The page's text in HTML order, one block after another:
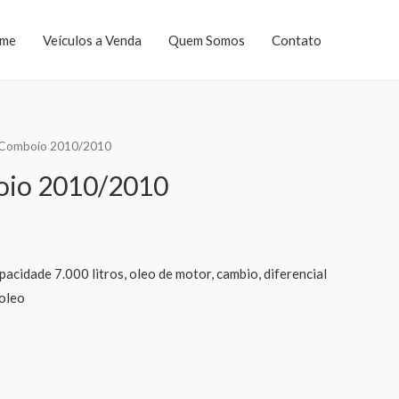
Veículos a Venda Quem Somos Contato
2010/2010
2010/2010
7.000 litros, oleo de motor, cambio, diferencial